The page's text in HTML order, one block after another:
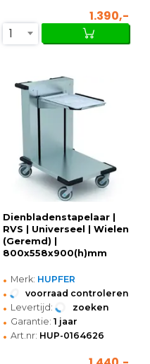
1.390,-
1
Dienbladenstapelaar |
RVS | Universeel | Wielen
(Geremd) |
800x558x900(h)mm
• Merk: HUPFER
• voorraad controleren
• Levertijd: zoeken
• Garantie: 1 jaar
• Art.nr: HUP-0164626